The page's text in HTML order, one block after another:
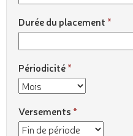
Durée du placement
Périodicité
Versements